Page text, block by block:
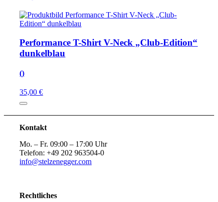
Performance T-Shirt V-Neck „Club-Edition“
dunkelblau
()
35,00 €
Kontakt
Mo. – Fr. 09:00 – 17:00 Uhr
Telefon: +49 202 963504-0
info@stelzenegger.com
Rechtliches